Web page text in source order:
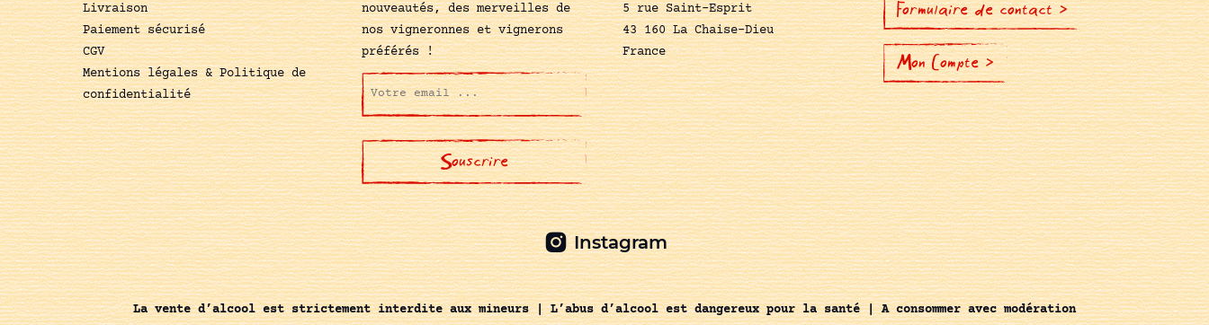
Livraison
Paiement sécurisé
CGV
Mentions légales & Politique de
confidentialité
nouveautés, des merveilles de
nos vigneronnes et vignerons
préférés !
5 rue Saint-Esprit
43 160 La Chaise-Dieu
France
Formulaire de contact >
Mon Compte >
Instagram
La vente d’alcool est strictement interdite aux mineurs | L’abus d’alcool est dangereux pour la santé | A consommer avec modération